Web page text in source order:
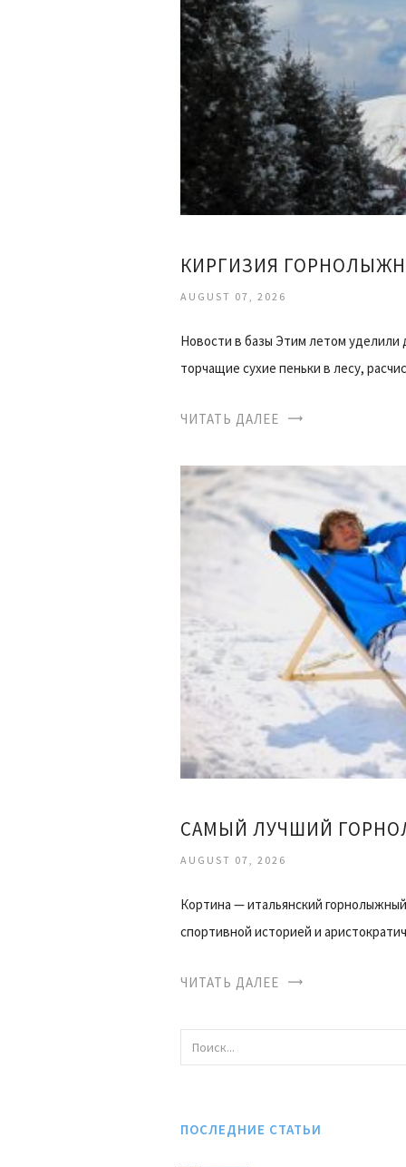
КИРГИЗИЯ
AUGUST 07, 2026
Новости в базы Этим летом уделили
торчащие сухие пеньки в лесу,
ЧИТАТЬ ДАЛЕЕ
САМЫЙ ЛУЧШИЙ
AUGUST 07, 2026
Кортина — итальянский
спортивной историей и
ЧИТАТЬ ДАЛЕЕ
ПОСЛЕДНИЕ СТАТЬИ